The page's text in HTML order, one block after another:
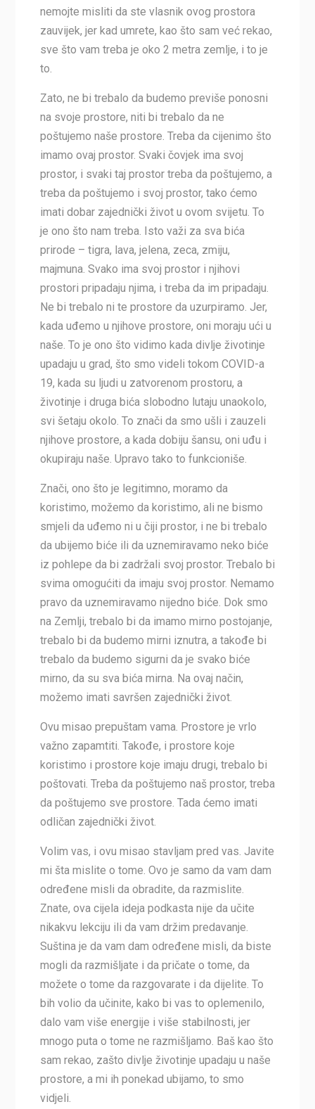
nemojte misliti da ste vlasnik ovog prostora
zauvijek, jer kad umrete, kao što sam već rekao,
sve što vam treba je oko 2 metra zemlje, i to je
to.
Zato, ne bi trebalo da budemo previše ponosni
na svoje prostore, niti bi trebalo da ne
poštujemo naše prostore. Treba da cijenimo što
imamo ovaj prostor. Svaki čovjek ima svoj
prostor, i svaki taj prostor treba da poštujemo, a
treba da poštujemo i svoj prostor, tako ćemo
imati dobar zajednički život u ovom svijetu. To
je ono što nam treba. Isto važi za sva bića
prirode – tigra, lava, jelena, zeca, zmiju,
majmuna. Svako ima svoj prostor i njihovi
prostori pripadaju njima, i treba da im pripadaju.
Ne bi trebalo ni te prostore da uzurpiramo. Jer,
kada uđemo u njihove prostore, oni moraju ući u
naše. To je ono što vidimo kada divlje životinje
upadaju u grad, što smo videli tokom COVID-a
19, kada su ljudi u zatvorenom prostoru, a
životinje i druga bića slobodno lutaju unaokolo,
svi šetaju okolo. To znači da smo ušli i zauzeli
njihove prostore, a kada dobiju šansu, oni uđu i
okupiraju naše. Upravo tako to funkcioniše.
Znači, ono što je legitimno, moramo da
koristimo, možemo da koristimo, ali ne bismo
smjeli da uđemo ni u čiji prostor, i ne bi trebalo
da ubijemo biće ili da uznemiravamo neko biće
iz pohlepe da bi zadržali svoj prostor. Trebalo bi
svima omogućiti da imaju svoj prostor. Nemamo
pravo da uznemiravamo nijedno biće. Dok smo
na Zemlji, trebalo bi da imamo mirno postojanje,
trebalo bi da budemo mirni iznutra, a takođe bi
trebalo da budemo sigurni da je svako biće
mirno, da su sva bića mirna. Na ovaj način,
možemo imati savršen zajednički život.
Ovu misao prepuštam vama. Prostore je vrlo
važno zapamtiti. Takođe, i prostore koje
koristimo i prostore koje imaju drugi, trebalo bi
poštovati. Treba da poštujemo naš prostor, treba
da poštujemo sve prostore. Tada ćemo imati
odličan zajednički život.
Volim vas, i ovu misao stavljam pred vas. Javite
mi šta mislite o tome. Ovo je samo da vam dam
određene misli da obradite, da razmislite.
Znate, ova cijela ideja podkasta nije da učite
nikakvu lekciju ili da vam držim predavanje.
Suština je da vam dam određene misli, da biste
mogli da razmišljate i da pričate o tome, da
možete o tome da razgovarate i da dijelite. To
bih volio da učinite, kako bi vas to oplemenilo,
dalo vam više energije i više stabilnosti, jer
mnogo puta o tome ne razmišljamo. Baš kao što
sam rekao, zašto divlje životinje upadaju u naše
prostore, a mi ih ponekad ubijamo, to smo
vidjeli.